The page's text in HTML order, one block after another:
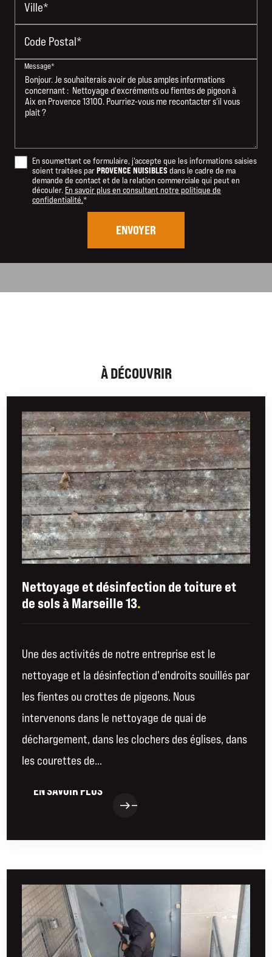
Ville*
Code Postal*
Message*
En soumettant ce formulaire, j'accepte que les informations saisies
soient traitées parPROVENCE NUISIBLESdans le cadre de ma
demande de contact et de la relation commerciale qui peut en
découler. En savoir plus en consultant notre politique de
confidentialité.*
À DÉCOUVRIR
Nettoyage et désinfection de toiture et
de sols à Marseille 13.
Une des activités de notre entreprise est le
nettoyage et la désinfection d'endroits souillés par
les fientes ou crottes de pigeons. Nous
intervenons dans le nettoyage de quai de
déchargement, dans les clochers des églises, dans
les courettes de...
EN SAVOIR PLUS
easteast